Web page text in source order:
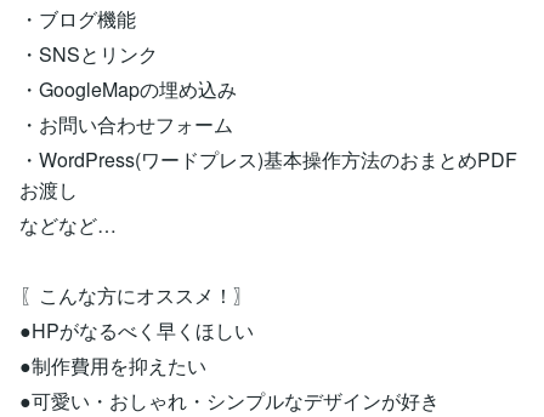
・ブログ機能
・SNSとリンク
・GoogleMapの埋め込み
・お問い合わせフォーム
・WordPress(ワードプレス)基本操作方法のおまとめPDF
お渡し
などなど…
〖こんな方にオススメ！〗
●HPがなるべく早くほしい
●制作費用を抑えたい
●可愛い・おしゃれ・シンプルなデザインが好き